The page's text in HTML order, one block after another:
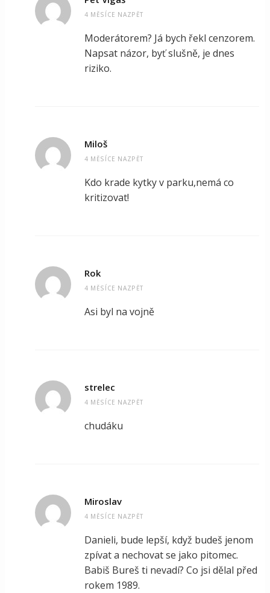
4 MĚSÍCE NAZPĚT
Moderátorem? Já bych řekl cenzorem.
Napsat názor, byť slušně, je dnes
riziko.
Miloš
4 MĚSÍCE NAZPĚT
Kdo krade kytky v parku,nemá co
kritizovat!
Rok
4 MĚSÍCE NAZPĚT
Asi byl na vojně
strelec
4 MĚSÍCE NAZPĚT
chudáku
Miroslav
4 MĚSÍCE NAZPĚT
Danieli, bude lepší, když budeš jenom
zpívat a nechovat se jako pitomec.
Babiš Bureš ti nevadí? Co jsi dělal před
rokem 1989.